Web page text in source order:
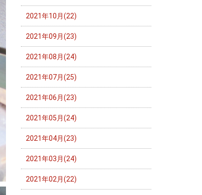
2021年10月(22)
2021年09月(23)
2021年08月(24)
2021年07月(25)
2021年06月(23)
2021年05月(24)
2021年04月(23)
2021年03月(24)
2021年02月(22)